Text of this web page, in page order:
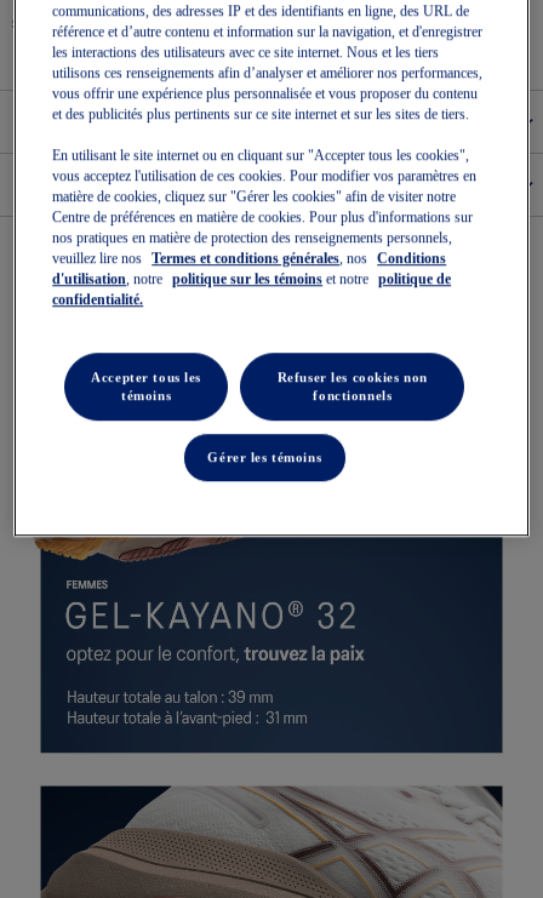
SOUTIEN
Neutral, Stability
Tableau des Tailles
Pronation
communications, des adresses IP et des identifiants en ligne, des URL de
référence et d’autre contenu et information sur la navigation, et d'enregistrer
les interactions des utilisateurs avec ce site internet. Nous et les tiers
utilisons ces renseignements afin d’analyser et améliorer nos performances,
vous offrir une expérience plus personnalisée et vous proposer du contenu
et des publicités plus pertinents sur ce site internet et sur les sites de tiers.
En utilisant le site internet ou en cliquant sur "Accepter tous les cookies",
vous acceptez l'utilisation de ces cookies. Pour modifier vos paramètres en
matière de cookies, cliquez sur "Gérer les cookies" afin de visiter notre
Centre de préférences en matière de cookies. Pour plus d'informations sur
nos pratiques en matière de protection des renseignements personnels,
veuillez lire nos
Termes et conditions générales , nos
Conditions
d'utilisation , notre politique sur les témoins et notre
politique de
confidentialité.
Refuser les cookies non
fonctionnels
Accepter tous les
témoins
Gérer les témoins